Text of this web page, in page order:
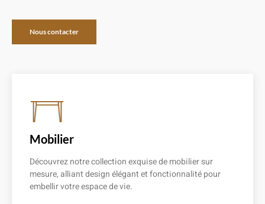
Nous contacter
Mobilier
Découvrez notre collection exquise de mobilier sur
mesure, alliant design élégant et fonctionnalité pour
embellir votre espace de vie.